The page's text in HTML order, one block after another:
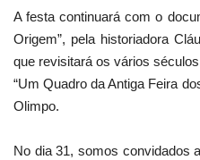
A festa continuará com o
Origem”, pela historiadora
que revisitará os vários
“Um Quadro da Antiga Feira
Olimpo.
No dia 31, somos convidados